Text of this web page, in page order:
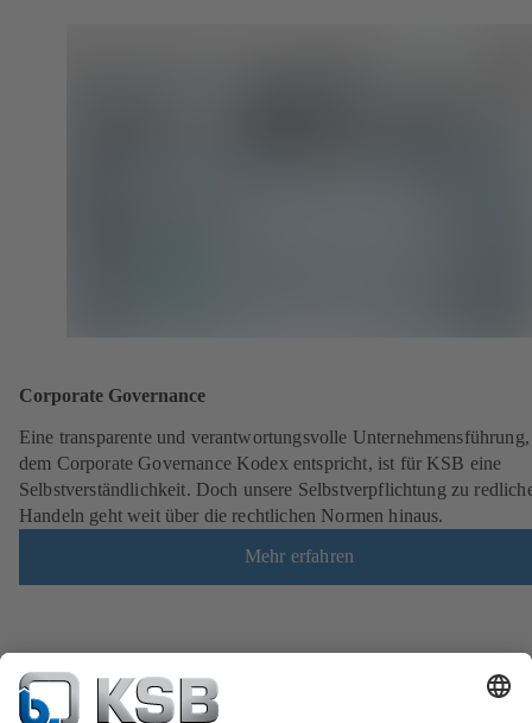
Corporate Governance
Eine transparente und verantwortungsvolle
dem Corporate Governance Kodex entspricht, ist für KSB eine
Selbstverständlichkeit. Doch unsere Selbstverpflichtung zu
Handeln geht weit über die rechtlichen Normen hinaus.
Mehr erfahren